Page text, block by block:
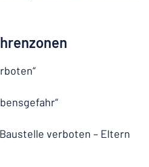
verboten – Eltern